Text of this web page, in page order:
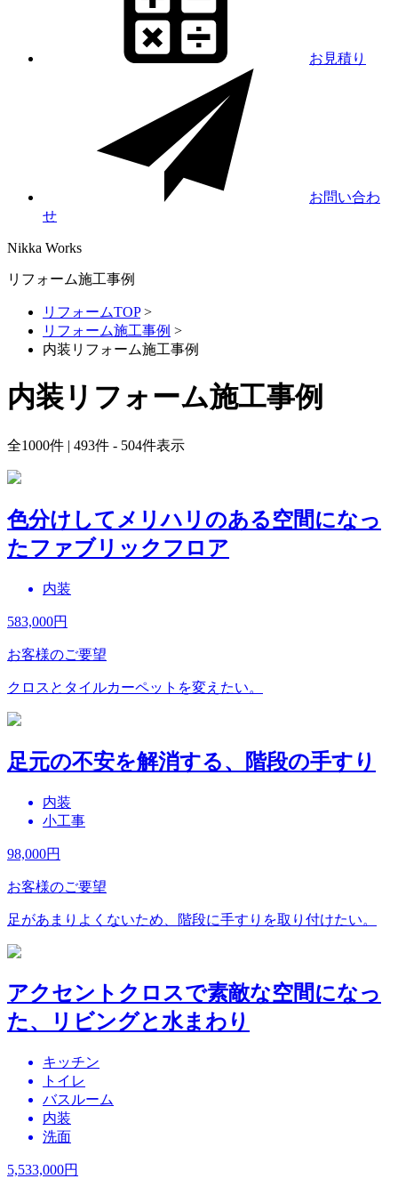
お見積り
お問い合わ
せ
Nikka Works
リフォーム施工事例
リフォームTOP>
リフォーム施工事例 >
内装リフォーム施工事例
内装リフォーム施工事例
全1000件 | 493件 - 504件表示
色分けしてメリハリのある空間になっ
たファブリックフロア
内装
583,000円
お客様のご要望
クロスとタイルカーペットを変えたい。
足元の不安を解消する、階段の手すり
内装
小工事
98,000円
お客様のご要望
足があまりよくないため、階段に手すりを取り付けたい。
アクセントクロスで素敵な空間になっ
た、リビングと水まわり
キッチン
トイレ
バスルーム
内装
洗面
5,533,000円